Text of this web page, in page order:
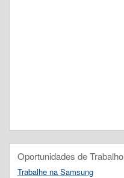
Oportunidades de Trabalho
Trabalhe na Samsung